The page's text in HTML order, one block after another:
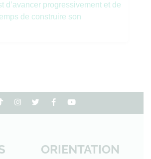
d’avancer progressivement et de
de construire son
ORIENTATION